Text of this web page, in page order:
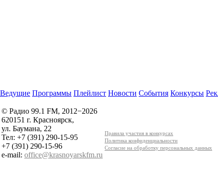
Ведущие Программы Плейлист Новости События Конкурсы
© Радио 99.1 FM, 2012−2026
620151 г. Красноярск,
ул. Баумана, 22
Тел: +7 (391) 290-15-95
+7 (391) 290-15-96
e-mail: office@krasnoyarskfm.ru
Правила участия в конкурсах
Политика конфиденциальности
Согласие на обработку персональных данных